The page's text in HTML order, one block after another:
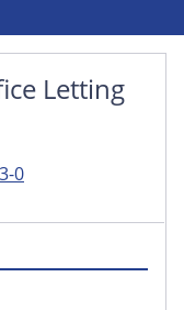
Letting
0